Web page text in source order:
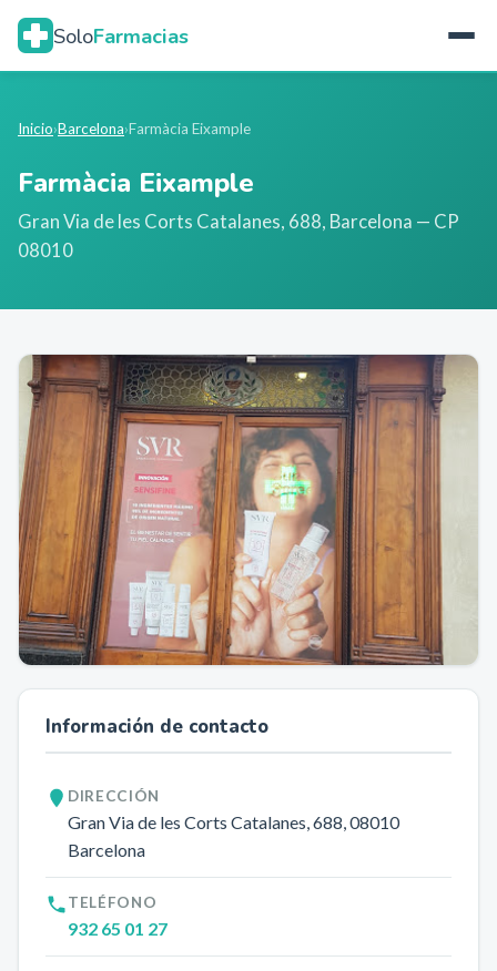
SoloFarmacias
Inicio›Barcelona›Farmàcia Eixample
Farmàcia Eixample
Gran Via de les Corts Catalanes, 688, Barcelona — CP
08010
Información de contacto
DIRECCIÓN
Gran Via de les Corts Catalanes, 688, 08010
Barcelona
TELÉFONO
932 65 01 27